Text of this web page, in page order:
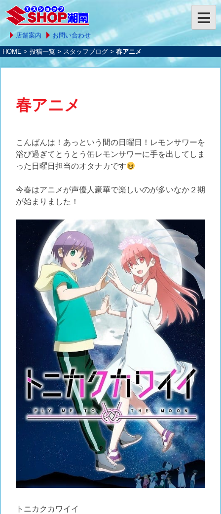
店舗案内 お問い合わせ
HOME > 投稿一覧 > スタッフブログ > 春アニメ
春アニメ
こんばんは！あっという間の日曜日！レモンサワーを
浴び過ぎてとうとう缶レモンサワーに手を出してしま
った日曜日担当のオタナカです
今春はアニメが声優人豪華で楽しいのが多いなか２期
が始まりました！
トニカクカワイイ